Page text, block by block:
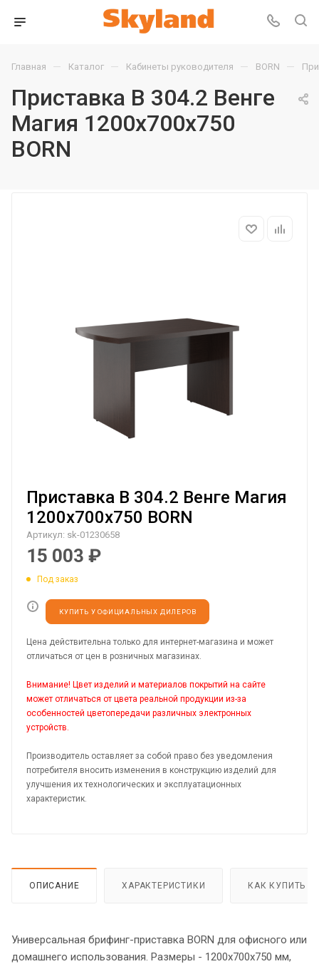
Главная — Каталог — Кабинеты руководителя — BORN —
Приставка B 304.2 Венге
Магия 1200х700х750
BORN
Приставка B 304.2 Венге Магия
1200х700х750 BORN
Артикул: sk-01230658
15 003 ₽
Под заказ
КУПИТЬ У ОФИЦИАЛЬНЫХ ДИЛЕРОВ
Цена действительна только для интернет-магазина и может
отличаться от цен в розничных магазинах.
Внимание! Цвет изделий и материалов покрытий на сайте
может отличаться от цвета реальной продукции из-за
особенностей цветопередачи различных электронных
устройств.
Производитель оставляет за собой право без уведомления
потребителя вносить изменения в конструкцию изделий для
улучшения их технологических и эксплуатационных
характеристик.
ОПИСАНИЕ ХАРАКТЕРИСТИКИ КАК КУПИТЬ
Универсальная брифинг-приставка BORN для офисного или
домашнего использования. Размеры - 1200х700х750 мм,